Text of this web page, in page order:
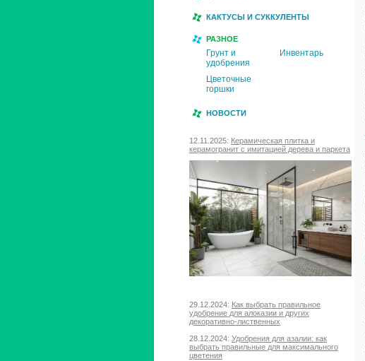
КАКТУСЫ И СУККУЛЕНТЫ
РАЗНОЕ
Грунт и
удобрения
Инвентарь
Цветочные
горшки
НОВОСТИ
12.11.2025: Керамическая плитка и
керамогранит с имитацией дерева и паркета
29.12.2024: Как выбрать правильное
удобрение для алоказии и других
декоративно-лиственных
28.12.2024: Удобрения для азалии: как
выбрать правильные для максимального
цветения